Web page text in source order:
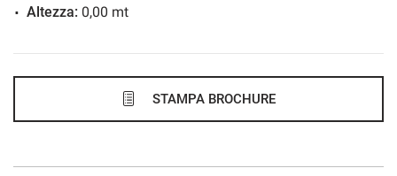
735€/mese
Altezza: 0,00 mt
STAMPA BROCHURE